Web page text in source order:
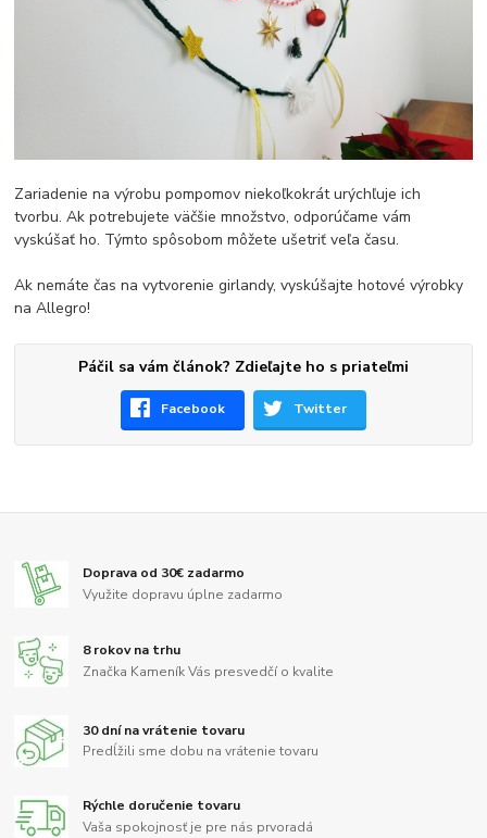
Zariadenie na výrobu pompomov niekoľkokrát urýchľuje ich
tvorbu. Ak potrebujete väčšie množstvo, odporúčame vám
vyskúšať ho. Týmto spôsobom môžete ušetriť veľa času.
Ak nemáte čas na vytvorenie girlandy, vyskúšajte hotové výrobky
na Allegro!
Páčil sa vám článok? Zdieľajte ho s priateľmi
Facebook Twitter
Doprava od 30€ zadarmo
Využite dopravu úplne zadarmo
8 rokov na trhu
Značka Kameník Vás presvedčí o kvalite
30 dní na vrátenie tovaru
Predĺžili sme dobu na vrátenie tovaru
Rýchle doručenie tovaru
Vaša spokojnosť je pre nás prvoradá